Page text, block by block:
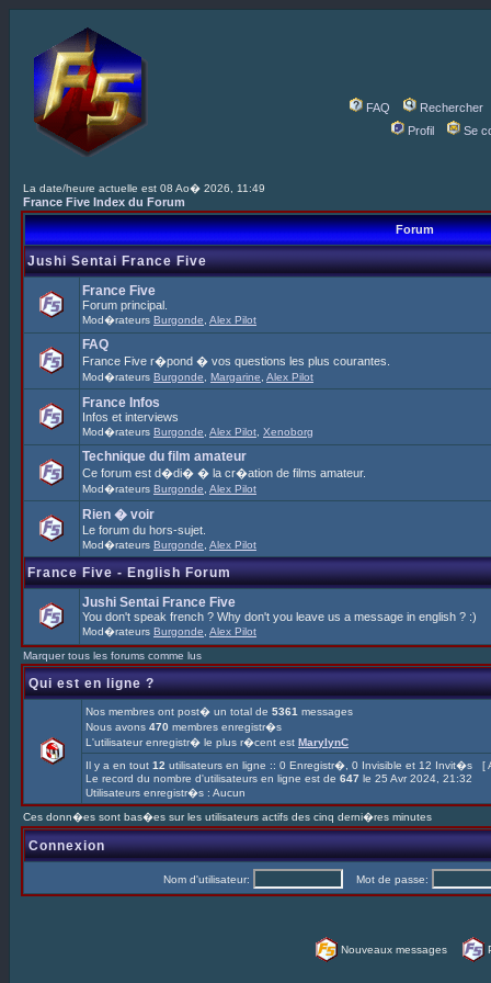
FAQ
Rechercher
Profil
Se
La date/heure actuelle est 08 Ao� 2026, 11:49
France Five Index du Forum
Forum
Jushi Sentai France Five
France Five
Forum principal.
Mod�rateurs Burgonde Alex Pilot
FAQ
France Five r�pond � vos questions les plus courantes.
Mod�rateurs Burgonde Margarine Alex Pilot
France Infos
Infos et interviews
Mod�rateurs Burgonde Alex Pilot Xenoborg
Technique du film amateur
Ce forum est d�di� � la cr�ation de films amateur.
Mod�rateurs Burgonde Alex Pilot
Rien � voir
Le forum du hors-sujet.
Mod�rateurs Burgonde Alex Pilot
France Five - English Forum
Jushi Sentai France Five
You don't speak french ? Why don't you leave us a message in english ? :)
Mod�rateurs Burgonde Alex Pilot
Marquer tous les forums comme lus
Qui est en ligne ?
Nos membres ont post� un total de 5361 messages
Nous avons 470 membres enregistr�s
L'utilisateur enregistr� le plus r�cent est MarylynC
Il y a en tout 12 utilisateurs en ligne :: 0 Enregistr�, 0 Invisible et 12 Invit�s [
Le record du nombre d'utilisateurs en ligne est de 647 le 25 Avr 2024, 21:32
Utilisateurs enregistr�s : Aucun
Ces donn�es sont bas�es sur les utilisateurs actifs des cinq derni�res minutes
Connexion
Nom d'utilisateur: Mot de passe:
Nouveaux messages